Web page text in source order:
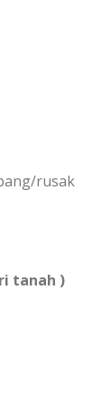
rusak
tanah )